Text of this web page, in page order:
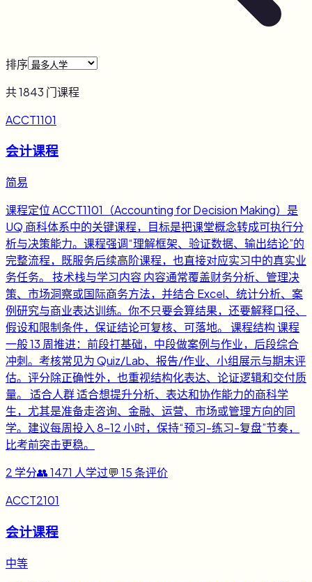
排序
共1843 门课程
ACCT1101
会计课程
简易
课程定位 ACCT1101（Accounting for Decision Making）是
UQ 商科体系中的关键课程，目标是把课堂概念转成可执行分
析与决策能力。课程强调“理解框架、验证数据、输出结论”的
完整流程，既服务后续高阶课程，也直接对应实习中的真实业
务任务。 技术栈与学习内容 内容通常覆盖财务分析、管理决
策、市场洞察或国际商务方法，并结合 Excel、统计分析、案
例研究与商业表达训练。你不只要会算结果，还要解释口径、
假设和限制条件，保证结论可复核、可落地。 课程结构 课程
一般 13 周推进：前段打基础，中段做案例与作业，后段综合
冲刺。考核常见为 Quiz/Lab、报告/作业、小组展示与期末评
估。评分除正确性外，也重视结构化表达、论证逻辑和交付质
量。 适合人群 适合想提升分析、表达和协作能力的商科学
生，尤其是准备走咨询、金融、运营、市场或管理方向的同
学。建议每周投入 8-12 小时，保持“预习-练习-复盘”节奏，
比考前突击更稳。
2 学分👥1471 人学过💬 15条评价
ACCT2101
会计课程
中等